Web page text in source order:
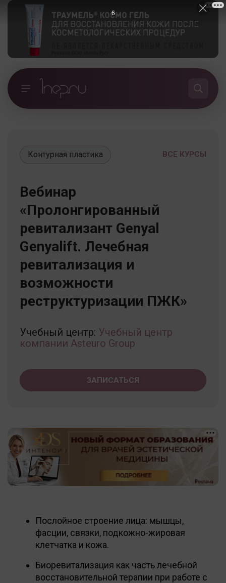
ВСЕ КУРСЫ
Контурная пластика
Вебинар
«Пролонгированный
ревитализант Genyal
Genyalift. Лечебная
ревитализация и
возможности
реструктуризации ПЖК»
Учебный центр: Учебный центр
компании Asteuro Group
ЗАПИСАТЬСЯ
Послойное строение лица: мышцы,
фасции, связки, подкожно-жировая
клетчатка и кожа.
Биоревитализация как часть лечебной
восстановительной терапии при работе с
5